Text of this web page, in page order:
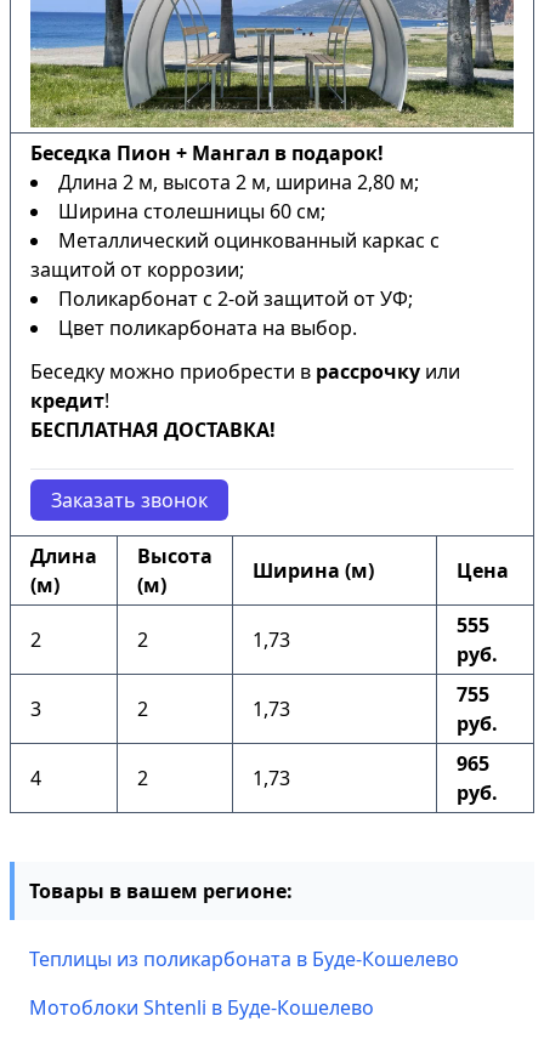
Беседка Пион + Мангал в подарок!
Длина 2 м, высота 2 м, ширина 2,80 м;
Ширина столешницы 60 см;
Металлический оцинкованный каркас с
защитой от коррозии;
Поликарбонат с 2-ой защитой от УФ;
Цвет поликарбоната на выбор.
Беседку можно приобрести в рассрочку или
кредит!
БЕСПЛАТНАЯ ДОСТАВКА!
Заказать звонок
Длина
(м)
Высота
(м)
Ширина (м) Цена
2 2 1,73
555
руб.
3 2 1,73
755
руб.
4 2 1,73
965
руб.
Товары в вашем регионе:
Теплицы из поликарбоната в Буде-Кошелево
Мотоблоки Shtenli в Буде-Кошелево